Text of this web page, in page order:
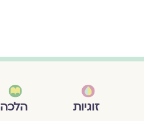
זוגיות הלכה